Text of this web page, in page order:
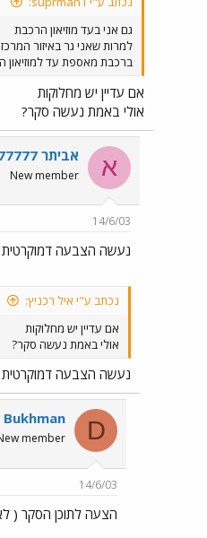
גם אני בעד מוזיאון הרכבת
למרות שאני גר באיזור
ברכבת מאספת עד למוזיאון
אם עדיין יש מחלוקות
אולי באמת נעשה סקר?
א אביתר 777777777
New member
14/6/03
נעשה הצבעה דמוקרטית
נכתב ע"י איל רכניץ:
אם עדיין יש מחלוקות
אולי באמת נעשה סקר?
נעשה הצבעה דמוקרטית
D
Bukhman
member
14/6/03
הצעה לתוכן הסקר (